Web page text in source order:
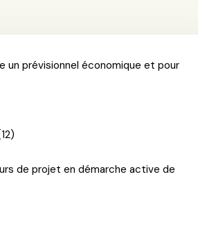
prévisionnel économique et pour
de projet en démarche active de